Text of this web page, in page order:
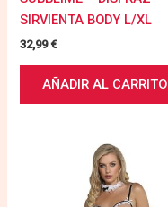
SIRVIENTA BODY L/XL
32,99€
AÑADIR AL CARRITO